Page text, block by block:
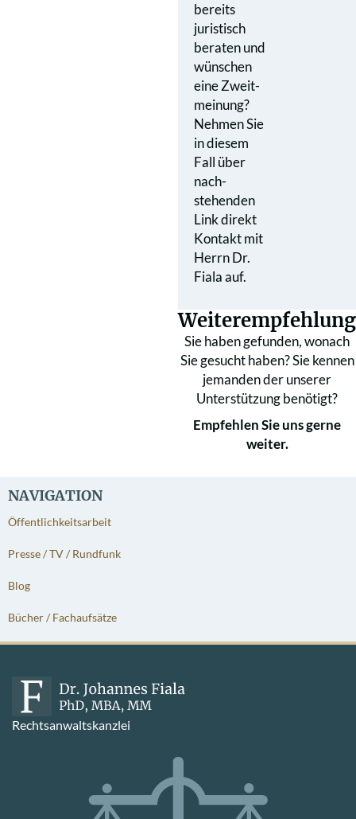
NAVIGATION
Öffentlichkeitsarbeit
Presse / TV / Rundfunk
Blog
Bücher / Fachaufsätze
bereits
juristisch
beraten und
wünschen
eine Zweit­
meinung?
Nehmen Sie
in diesem
Fall über
nach­
stehenden
Link direkt
Kontakt mit
Herrn Dr.
Fiala auf.
Weiterempfehlung
Sie haben gefunden, wonach
Sie gesucht haben? Sie kennen
jemanden der unserer
Unterstützung benötigt?
Empfehlen Sie uns gerne
weiter.
Rechtsanwaltskanzlei